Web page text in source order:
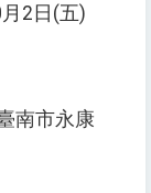
2日(五)
南市永康